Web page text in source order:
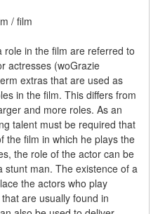
/ film
role in the film are referred to
actresses (woGrazie
extras that are used as
in the film. This differs from
and more roles. As an
talent must be required that
the film in which he plays the
the role of the actor can be
stunt man. The existence of a
the actors who play
are usually found in